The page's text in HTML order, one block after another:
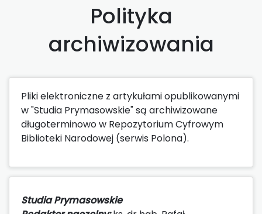
Polityka
archiwizowania
Pliki elektroniczne z artykułami opublikowanymi
w "Studia Prymasowskie" są archiwizowane
długoterminowo w Repozytorium Cyfrowym
Biblioteki Narodowej (serwis Polona).
Studia Prymasowskie